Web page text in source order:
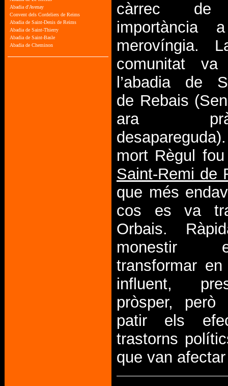
càrrec de
importància
merovíngia.
comunitat
l’abadia de
de Rebais
ara
mort Règul
Saint-Remi de
que més
cos es va
Orbais.
transformar
influent,
pròsper, però
patir els
trastorns
que van